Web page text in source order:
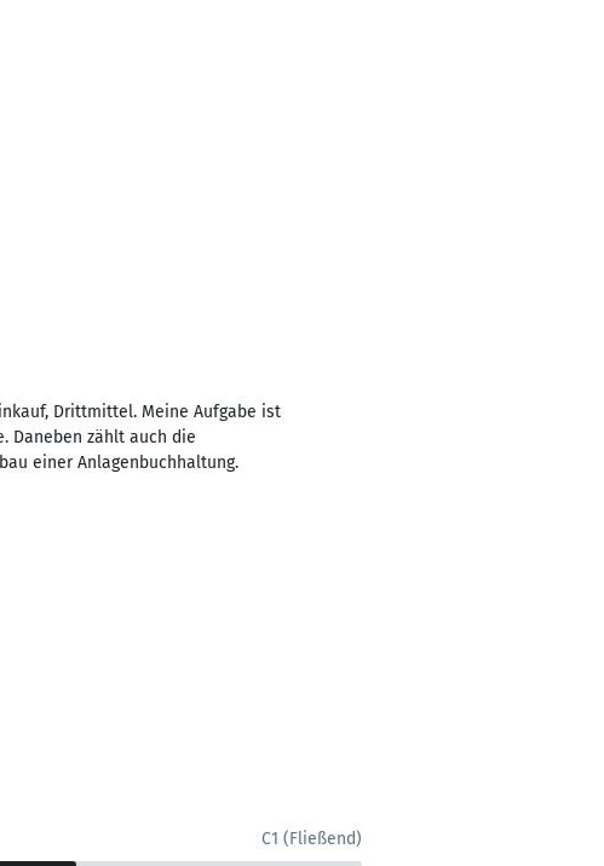
Drittmittel. Meine Aufgabe ist
Daneben zählt auch die
einer Anlagenbuchhaltung.
C1 (Fließend)